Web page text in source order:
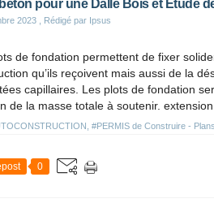
pour une Dalle Bois et Etude
2023 , Rédigé par Ipsus
#PERMIS de Construire -
de fondation permettent de fixer
qu’ils reçoivent mais aussi de la
capillaires. Les plots de fondation
de la masse totale à soutenir.
0